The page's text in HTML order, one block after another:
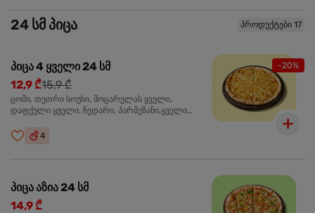
24 სმ პიცა პროდუქტები 17
-20%
პიცა 4 ყველი 24 სმ
12,9 ₾15,9 ₾
ცომი, თეთრი სოუსი, მოცარელას ყველი,
დაფქული ყველი, ჩედარი, პარმეზანი,ყველი
4
პიცა აზია 24 სმ
14,9 ₾